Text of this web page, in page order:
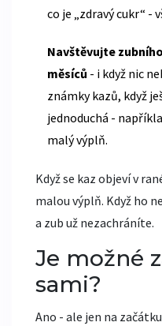
co je „zdravý cukr“ -
Navštěvujte
měsíců - i když nic
známky kazů, když
jednoduchá -
malý výplň.
Když se kaz objeví v
malou výplň. Když ho
a zub už nezachráníte.
Je možné
sami?
Ano - ale jen na